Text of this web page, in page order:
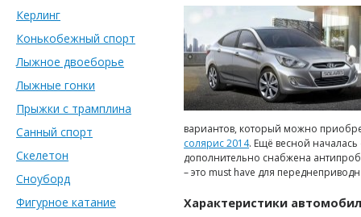
Керлинг
Конькобежный спорт
Лыжное двоеборье
Лыжные гонки
Прыжки с трамплина
Санный спорт
Скелетон
Сноуборд
Фигурное катание
вариантов, который можно
солярис 2014. Ещё весной
дополнительно снабжена
– это must have для
Характеристики